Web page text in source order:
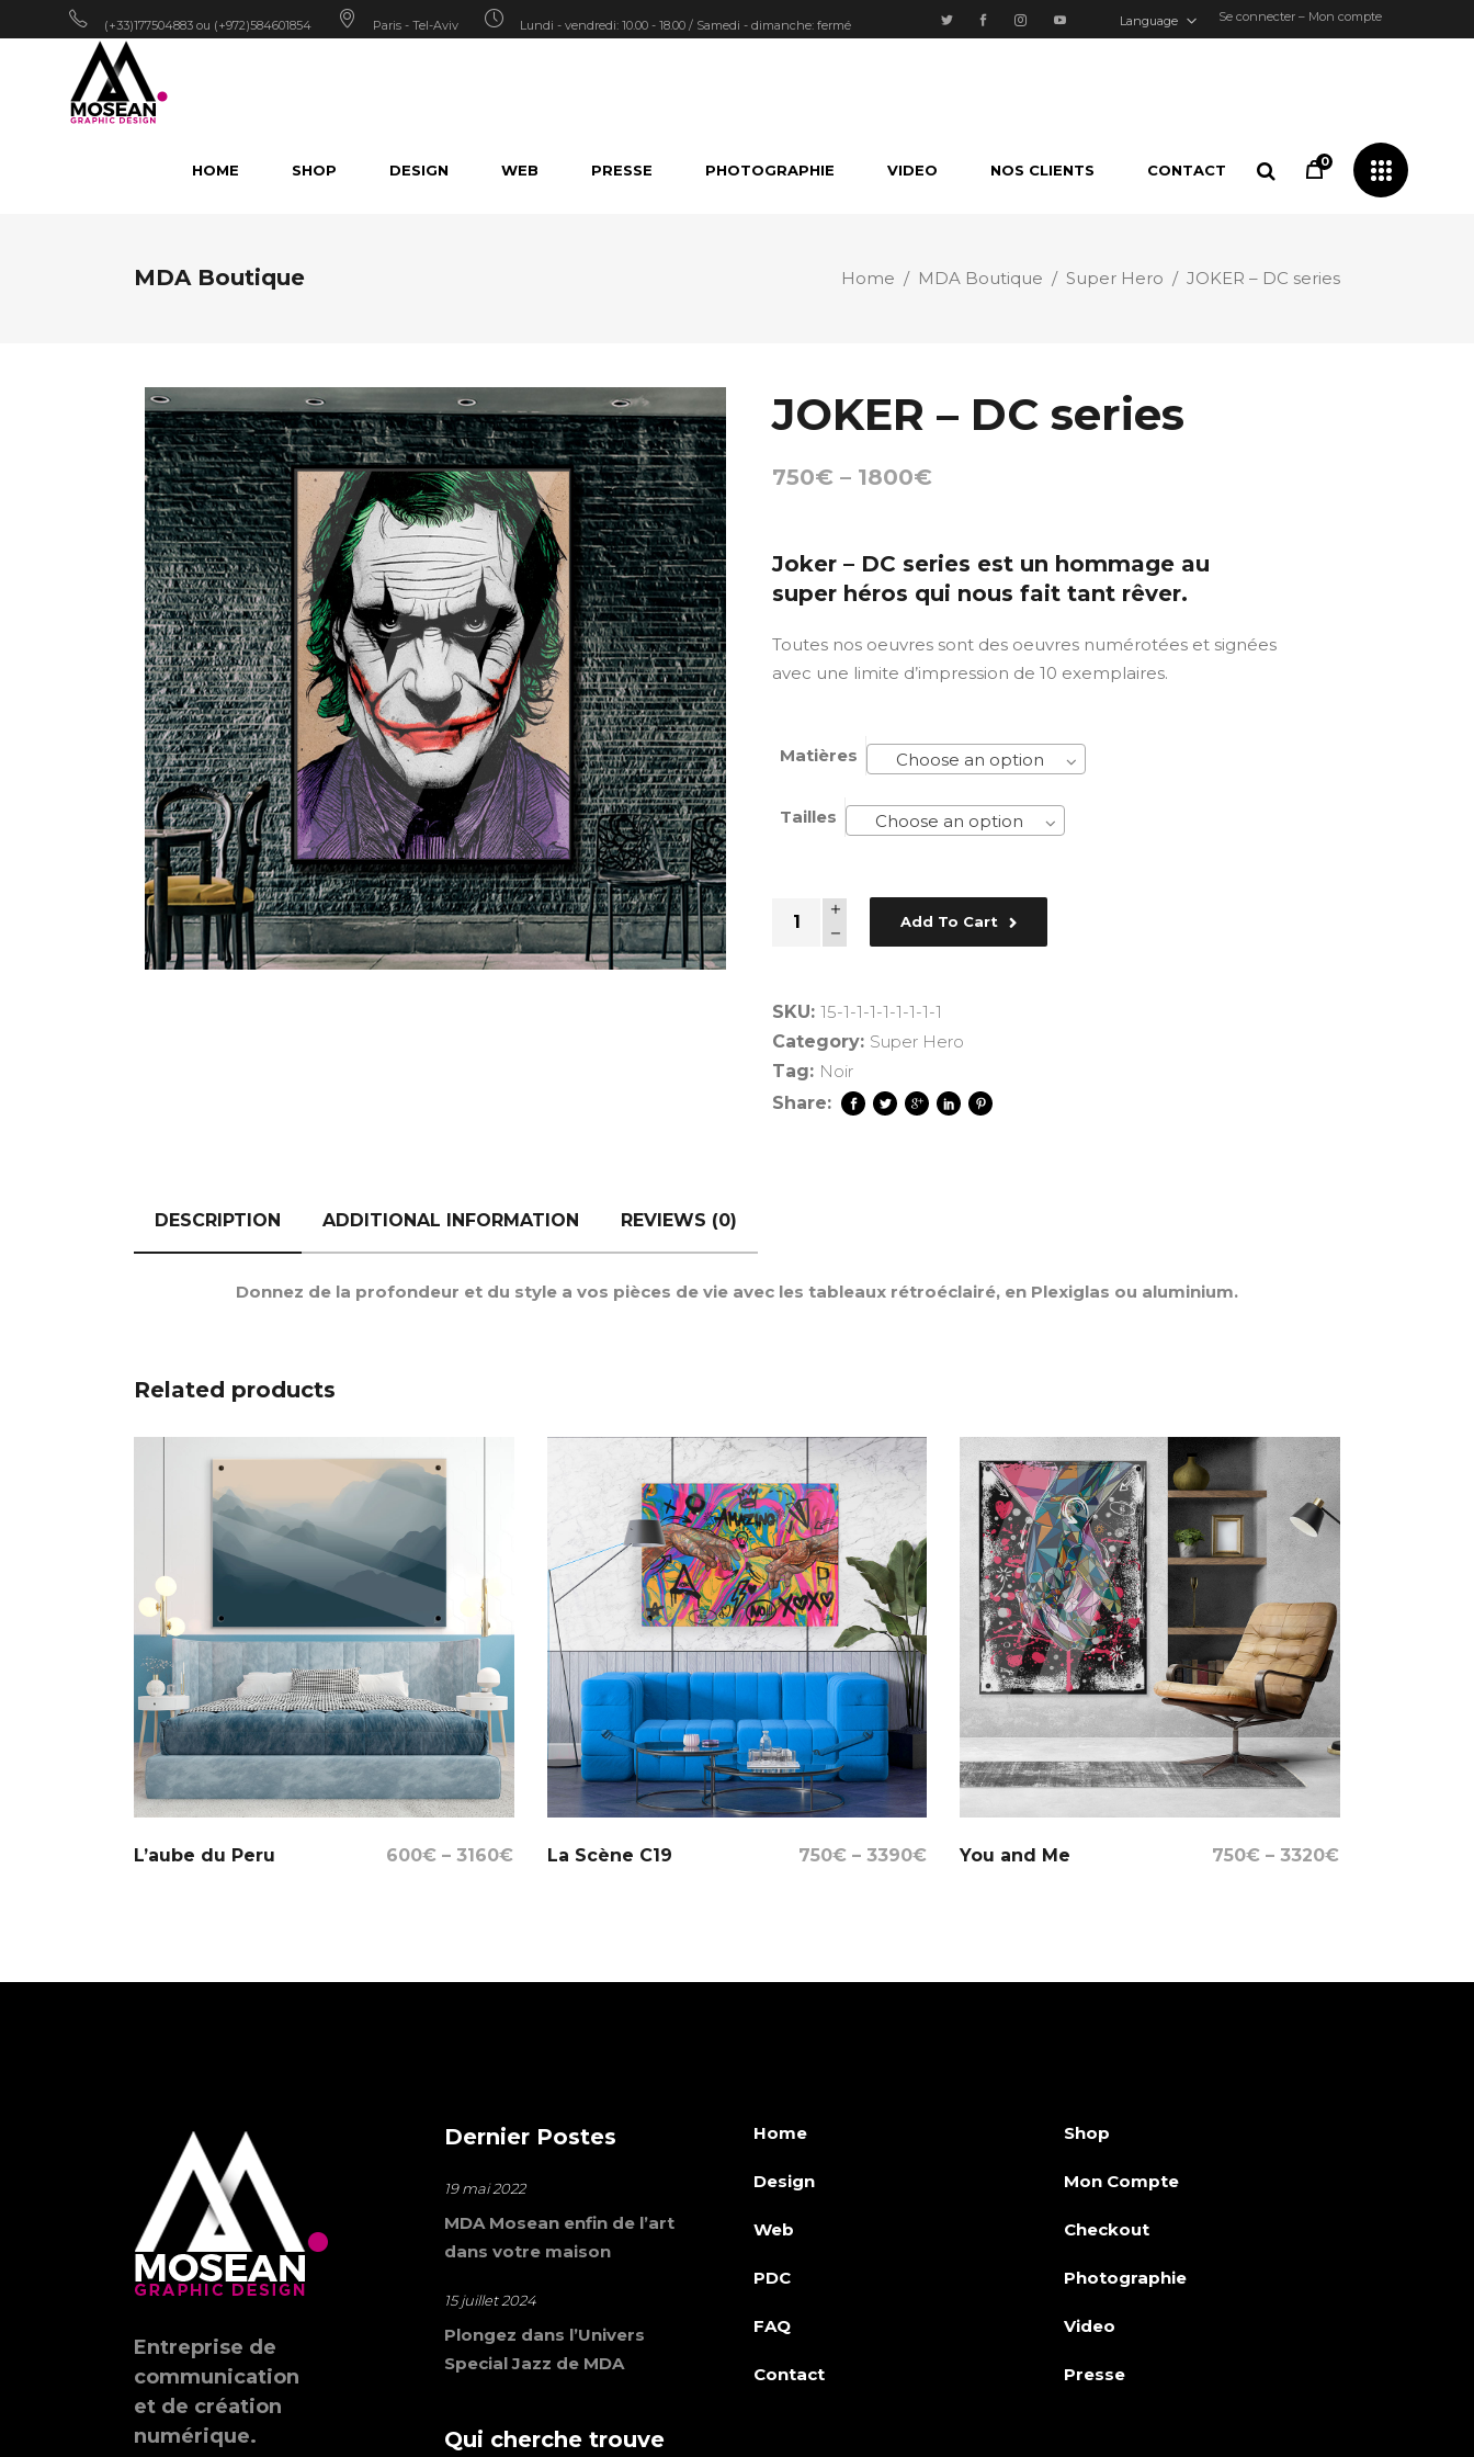
(+33)177504883 ou (+972)584601854 Paris - Tel-Aviv Lundi - vendredi: 10.00 - 18.00 / Samedi - dimanche: fermé
Se connecter – Mon compte
Language
HOME SHOP DESIGN WEB PRESSE PHOTOGRAPHIE VIDEO NOS CLIENTS CONTACT 0
MDA Boutique Home / MDA Boutique / Super Hero / JOKER – DC series
JOKER – DC series
750€ – 1800€
Joker – DC series est un hommage au
super héros qui nous fait tant rêver.
Toutes nos oeuvres sont des oeuvres numérotées et signées
avec une limite d’impression de 10 exemplaires.
Matières Choose an option
Tailles Choose an option
Quantity
Add To Cart
SKU: 15-1-1-1-1-1-1-1-1
Category: Super Hero
Tag: Noir
Share:
DESCRIPTION ADDITIONAL INFORMATION REVIEWS (0)
Donnez de la profondeur et du style a vos pièces de vie avec les tableaux rétroéclairé, en Plexiglas ou aluminium.
Related products
Select Options
L’aube du Peru 600€ – 3160€ Select Options
La Scène C19 750€ – 3390€ You and Me 750€ –3320€
Entreprise de
communication
et de création
numérique.
Dernier Postes
19 mai 2022
MDA Mosean enfin de l’art
dans votre maison
15 juillet 2024
Plongez dans l’Univers
Special Jazz de MDA
Qui cherche trouve
Home
Design
Web
PDC
FAQ
Contact
Shop
Mon Compte
Checkout
Photographie
Video
Presse